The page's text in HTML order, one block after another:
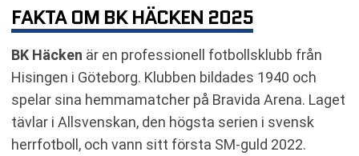
RIVALITETENS BAKGRUND
FAKTA OM BK HÄCKEN 2025
BK Häcken är en professionell fotbollsklubb från
Hisingen i Göteborg. Klubben bildades 1940 och
spelar sina hemmamatcher på Bravida Arena. Laget
tävlar i Allsvenskan, den högsta serien i svensk
herrfotboll, och vann sitt första SM-guld 2022.